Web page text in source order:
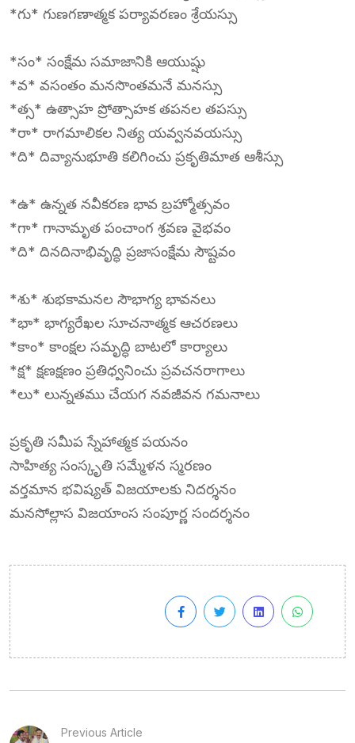
*గు* గుణగణాత్మక పర్యావరణం శ్రేయస్సు
*సం* సంక్షేమ సమాజానికి ఆయుష్షు
*వ* వసంతం మనసొంతమనే మనస్సు
*త్స* ఉత్సాహ ప్రోత్సాహక తపనల తపస్సు
*రా* రాగమాలికల నిత్య యవ్వనవయస్సు
*ది* దివ్యానుభూతి కలిగించు ప్రకృతిమాత ఆశీస్సు
*ఉ* ఉన్నత నవీకరణ భావ బ్రహ్మోత్సవం
*గా* గానామృత పంచాంగ శ్రవణ వైభవం
*ది* దినదినాభివృద్ధి ప్రజాసంక్షేమ సౌష్టవం
*శు* శుభకామనల సౌభాగ్య భావనలు
*భా* భాగ్యరేఖల సూచనాత్మక ఆచరణలు
*కాం* కాంక్షల సమృద్ధి బాటలో కార్యాలు
*క్ష* క్షణక్షణం ప్రతిధ్వనించు ప్రవచనరాగాలు
*లు* లున్నతము చేయగ నవజీవన గమనాలు
ప్రకృతి సమీప స్నేహాత్మక పయనం
సాహిత్య సంస్కృతి సమ్మేళన స్మరణం
వర్తమాన భవిష్యత్ విజయాలకు నిదర్శనం
మనసోల్లాస విజయాంస సంపూర్ణ సందర్శనం
Previous Article